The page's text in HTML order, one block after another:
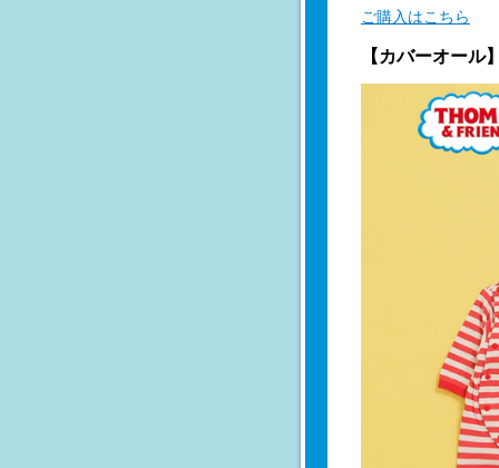
ご購入はこちら
【カバーオール